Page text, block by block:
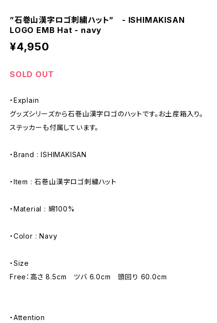
”石巻山漢字ロゴ刺繍ハット” - ISHIMAKISAN
LOGO EMB Hat - navy
¥4,950
SOLD OUT
・Explain
グッズシリーズから石巻山漢字ロゴのハットです。お土産箱入り。
ステッカーも付属しています。
・Brand : ISHIMAKISAN
・Item : 石巻山漢字ロゴ刺繍ハット
・Material : 綿100%
・Color : Navy
・Size
Free：高さ 8.5cm ツバ 6.0cm 頭回り 60.0cm
・Attention